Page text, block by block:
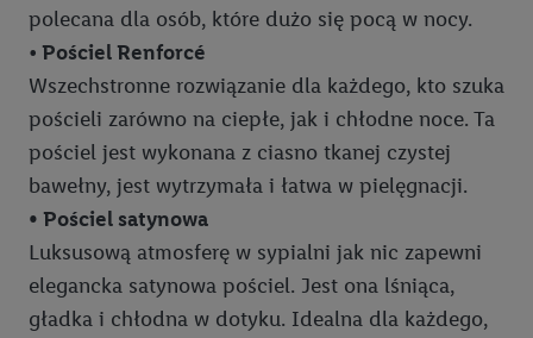
polecana dla osób, które dużo się pocą w nocy.
• Pościel Renforcé
Wszechstronne rozwiązanie dla każdego, kto szuka
pościeli zarówno na ciepłe, jak i chłodne noce. Ta
pościel jest wykonana z ciasno tkanej czystej
bawełny, jest wytrzymała i łatwa w pielęgnacji.
• Pościel satynowa
Luksusową atmosferę w sypialni jak nic zapewni
elegancka satynowa pościel. Jest ona lśniąca,
gładka i chłodna w dotyku. Idealna dla każdego,